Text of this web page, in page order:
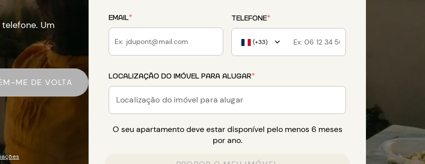
Um
ME DE VOLTA
EMAIL* TELEFONE*
(+33)
LOCALIZAÇÃO DO IMÓVEL PARA ALUGAR*
Localização do imóvel para alugar
O seu apartamento deve estar disponível pelo menos 6 meses
por ano.